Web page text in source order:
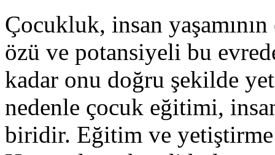
Çocukluk, insan
özü ve potansiyeli bu
kadar onu doğru şekilde
nedenle çocuk eğitimi,
biridir. Eğitim ve yetiştirme